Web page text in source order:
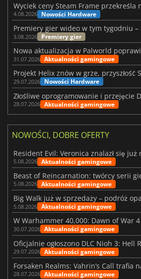
4.08.2026 Nowości Hardware
3.08.2026 Premiery gier
31.07.2026 Aktualności gamingowe
29.07.2026 Nowości Hardware
28.07.2026 Aktualności gamingowe
NOWOŚCI, DOBRE OFERTY
5.08.2026 Aktualności gamingowe
5.08.2026 Aktualności gamingowe
5.08.2026 Aktualności gamingowe
30.07.2026 Aktualności gamingowe
Oficjalnie ogłoszono DLC Nioh 3: Hell
29.07.2026 Aktualności gamingowe
28.07.2026 Aktualności gamingowe